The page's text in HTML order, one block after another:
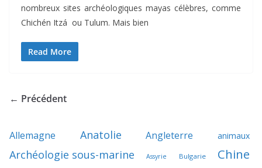
nombreux sites archéologiques mayas célèbres, comme
Chichén Itzá ou Tulum. Mais bien
Read More
← Précédent
Allemagne Anatolie Angleterre animaux
Archéologie sous-marine Assyrie Bulgarie Chine